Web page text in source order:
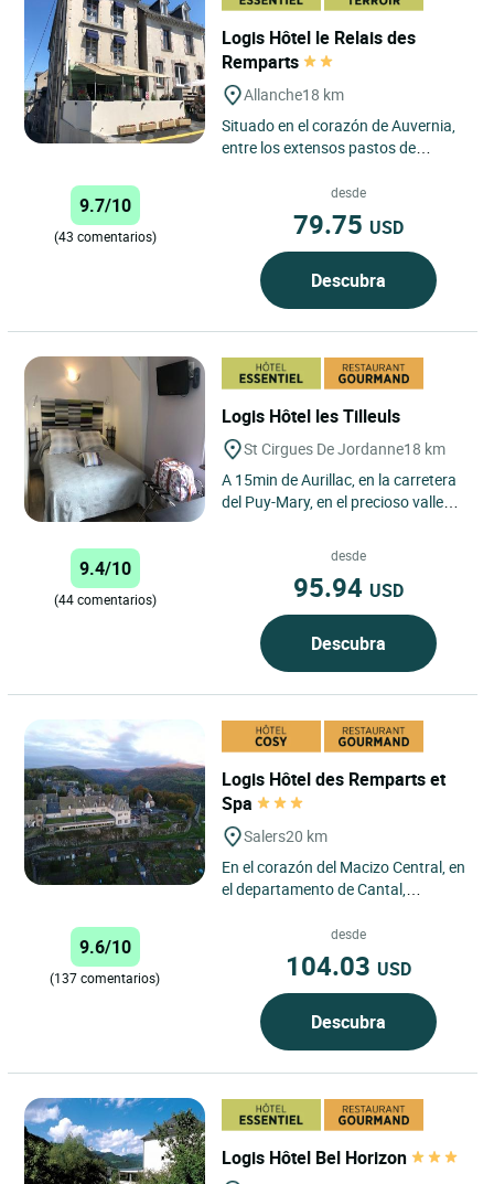
Logis Hôtel le Relais des
Remparts
Allanche18 km
Situado en el corazón de Auvernia,
entre los extensos pastos de
culminan el Puy Mary...
9.7/10
(43 comentarios)
desde
79.75 USD
Descubra
Logis Hôtel les Tilleuls
St Cirgues De Jordanne18 km
A 15min de Aurillac, en la carretera
del Puy-Mary, en el precioso valle
restaurante le acoge...
9.4/10
(44 comentarios)
desde
95.94 USD
Descubra
Logis Hôtel des Remparts et
Spa
Salers20 km
En el corazón del Macizo Central, en
el departamento de Cantal,
tamaño humano donde la familia...
9.6/10
(137 comentarios)
desde
104.03 USD
Descubra
Logis Hôtel Bel Horizon